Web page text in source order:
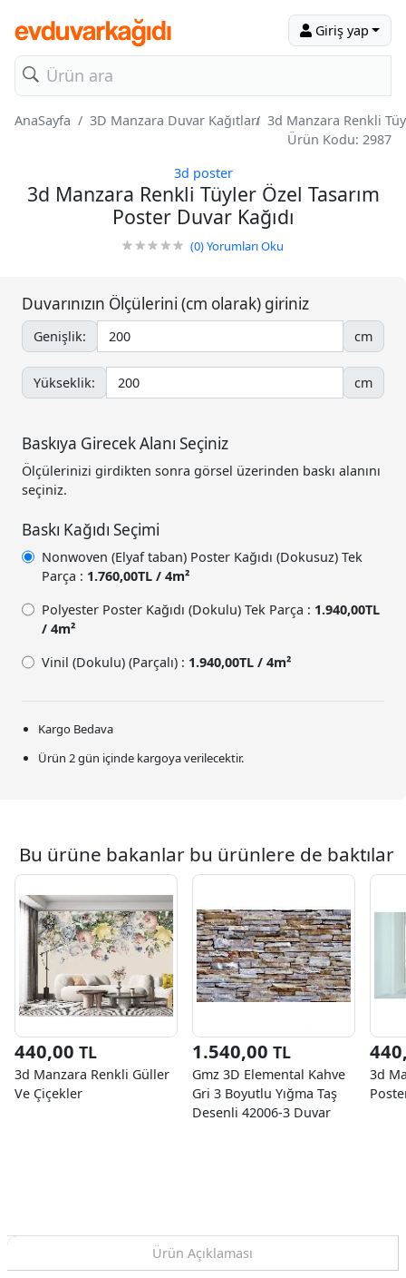
Giriş yap
AnaSayfa 3D Manzara Duvar Kağıtları 3d Manzara Renkli
Ürün Kodu: 2987
3d poster
3d Manzara Renkli Tüyler Özel Tasarım
Poster Duvar Kağıdı
(0)Yorumları Oku
Duvarınızın Ölçülerini (cm olarak) giriniz
Genişlik: cm
Yükseklik: cm
Baskıya Girecek Alanı Seçiniz
Ölçülerinizi girdikten sonra görsel üzerinden baskı alanını
seçiniz.
Baskı Kağıdı Seçimi
Nonwoven (Elyaf taban) Poster Kağıdı (Dokusuz) Tek
Parça : 1.760,00TL / 4m²
Polyester Poster Kağıdı (Dokulu) Tek Parça : 1.940,00TL
/ 4m²
Vinil (Dokulu) (Parçalı) : 1.940,00TL / 4m²
Kargo Bedava
Ürün 2 gün içinde kargoya verilecektir.
Bu ürüne bakanlar bu ürünlere de baktılar
440,00 TL
3d Manzara Renkli Güller
Ve Çiçekler
1.540,00 TL
Gmz 3D Elemental Kahve
Gri 3 Boyutlu Yığma Taş
Desenli 42006-3 Duvar
3d
Ürün Açıklaması